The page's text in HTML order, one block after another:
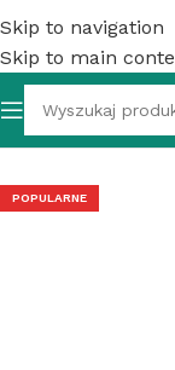
Skip to navigation
Skip to main
Tri-thermal
POPULARNE